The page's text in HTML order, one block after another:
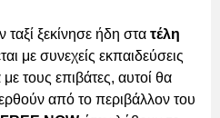
ξεκίνησε ήδη στα τέλη
με συνεχείς εκπαιδεύσεις
τους επιβάτες, αυτοί θα
από το περιβάλλον του